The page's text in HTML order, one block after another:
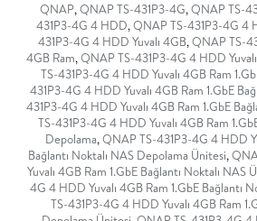
QNAP,QNAP TS-431P3-4G,QNAP TS-
431P3-4G 4 HDD,QNAP TS-431P3-4G 4
431P3-4G 4 HDD Yuvalı 4GB,QNAP TS-
4GB Ram,QNAP TS-431P3-4G 4 HDD
TS-431P3-4G 4 HDD Yuvalı 4GB Ram
431P3-4G 4 HDD Yuvalı 4GB Ram 1.GbE
431P3-4G 4 HDD Yuvalı 4GB Ram 1.GbE
TS-431P3-4G 4 HDD Yuvalı 4GB Ram
Depolama,QNAP TS-431P3-4G 4 HDD
Bağlantı Noktalı NAS Depolama Ünitesi,
Yuvalı 4GB Ram 1.GbE Bağlantı Noktalı NAS
4G 4 HDD Yuvalı 4GB Ram 1.GbE Bağlantı
TS-431P3-4G 4 HDD Yuvalı 4GB Ram